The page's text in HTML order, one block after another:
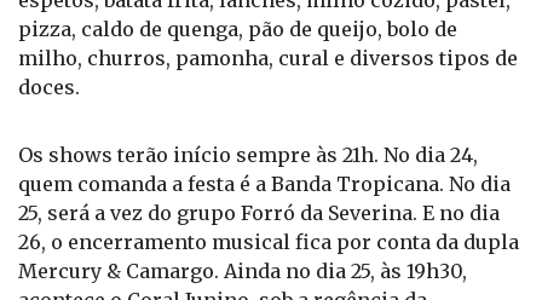
incluindo cachorro-quente, caldos, crepes, cuscuz,
espetos, batata frita, lanches, milho cozido, pastel,
pizza, caldo de quenga, pão de queijo, bolo de
milho, churros, pamonha, cural e diversos tipos de
Os shows terão início sempre às 21h. No dia 24,
quem comanda a festa é a Banda Tropicana. No dia
25, será a vez do grupo Forró da Severina. E no dia
26, o encerramento musical fica por conta da dupla